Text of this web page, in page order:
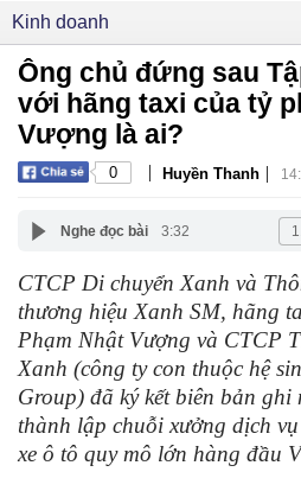
Kinh doanh
Ông chủ đứng sau
với hãng taxi của tỷ
Vượng là ai?
0 | Huyền Thanh |
Nghe đọc bài 3:32
CTCP Di chuyển Xanh và
thương hiệu Xanh SM, hãng
Phạm Nhật Vượng và CTCP
Xanh (công ty con thuộc hệ
Group) đã ký kết biên bản ghi
thành lập chuỗi xưởng dịch
xe ô tô quy mô lớn hàng đầu